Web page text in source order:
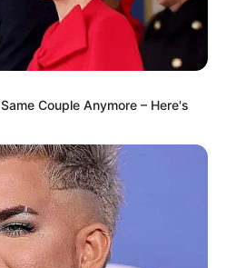
Couple Anymore – Here's